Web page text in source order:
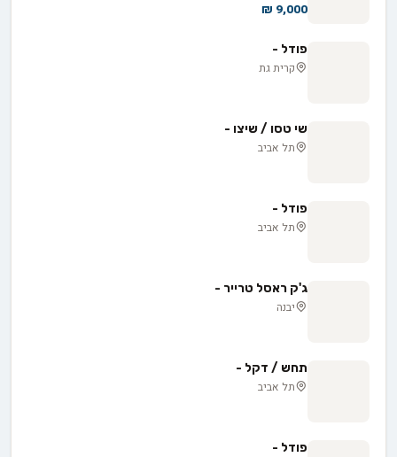
9,000 ₪
פודל -
קרית גת
שי טסו / שיצו -
תל אביב
פודל -
תל אביב
ג'ק ראסל טרייר -
יבנה
תחש / דקל -
תל אביב
פודל -